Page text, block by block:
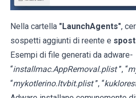
Nella cartella "LaunchAgents",
sospetti aggiunti di reente e
Esempi di file generati da adware-
“installmac.AppRemoval.plist ”, “
“mykotlerino.ltvbit.plist ”, “